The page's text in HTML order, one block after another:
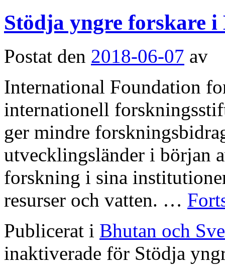
Stödja yngre forskare i
Postat den 2018-06-07 av
International Foundation
internationell
ger mindre
utvecklingsländer i början
forskning i sina
resurser och vatten. …
Publicerat i Bhutan och
inaktiverade för Stödja